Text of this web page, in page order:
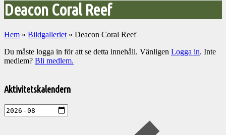
Deacon Coral Reef
Hem » Bildgalleriet » Deacon Coral Reef
Du måste logga in för att se detta innehåll. Vänligen Logga in. Inte
medlem? Bli medlem.
till
aktiviteter
Aktivitetskalendern